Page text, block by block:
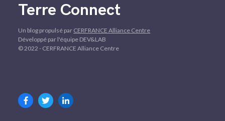
Terre Connect
Un blog propulsé par CERFRANCE Alliance Centre
Développé par l'équipe DEV&LAB
© 2022 - CERFRANCE Alliance Centre